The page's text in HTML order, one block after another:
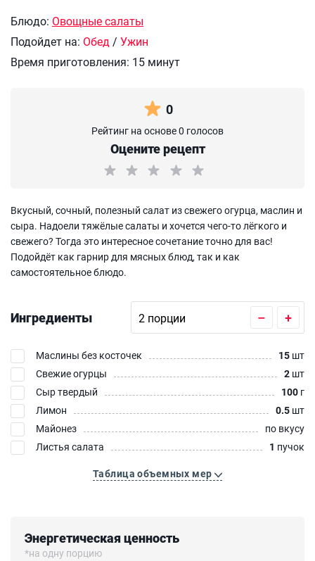
Блюдо: Овощные салаты
Подойдет на: Обед/ Ужин
Время приготовления: 15 минут
0
Рейтинг на основе 0 голосов
Оцените рецепт
Вкусный, сочный, полезный салат из свежего огурца, маслин и
сыра. Надоели тяжёлые салаты и хочется чего-то лёгкого и
свежего? Тогда это интересное сочетание точно для вас!
Подойдёт как гарнир для мясных блюд, так и как
самостоятельное блюдо.
Ингредиенты – +
Маслины без косточек 15 шт
Свежие огурцы
2 шт
Сыр твердый
100 г
Лимон
0.5 шт
Майонез
по вкусу
Листья салата
1 пучок
Таблица объемных мер
Энергетическая ценность
*на одну порцию